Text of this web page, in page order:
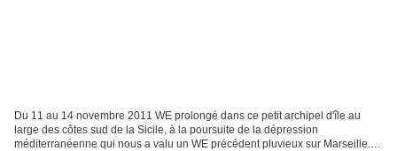
Du 11 au 14 novembre 2011 WE prolongé dans ce petit archipel d'île au
large des côtes sud de la Sicile, à la poursuite de la dépression
méditerranéenne qui nous a valu un WE précédent pluvieux sur Marseille...